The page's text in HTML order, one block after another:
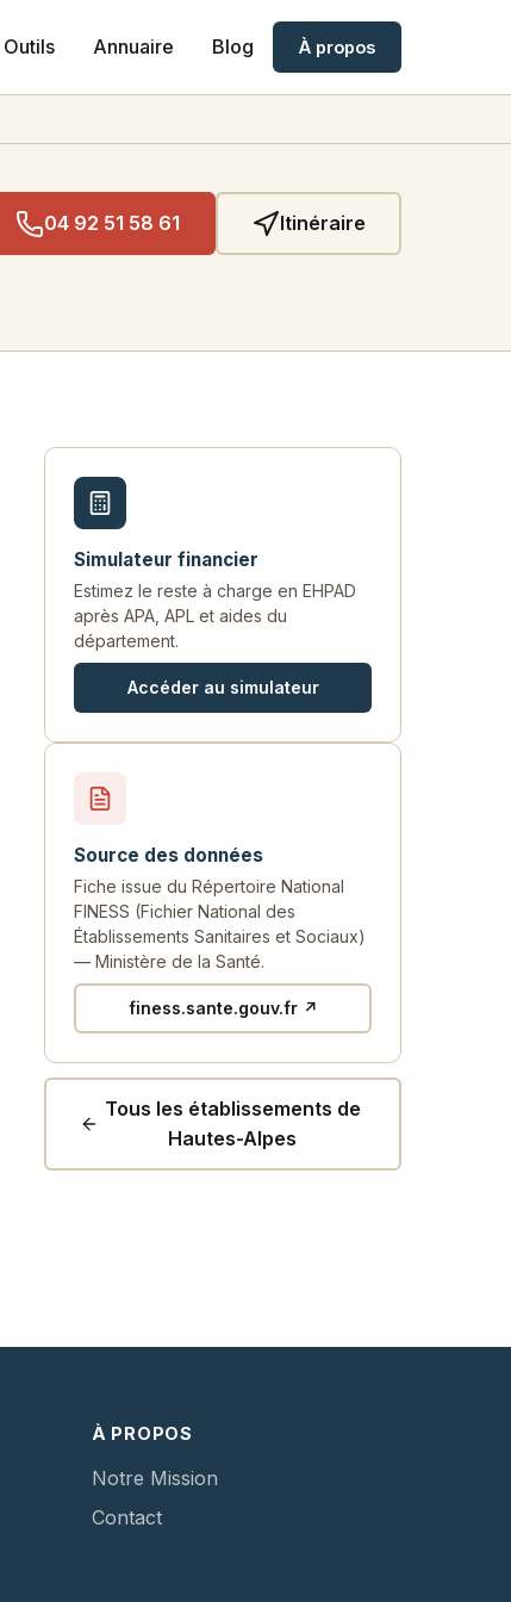
Outils Annuaire Blog À propos
04 92 51 58 61 Itinéraire
Simulateur financier
Estimez le reste à charge en EHPAD
après APA, APL et aides du
département.
Accéder au simulateur
Source des données
Fiche issue du Répertoire National
FINESS (Fichier National des
Établissements Sanitaires et Sociaux)
— Ministère de la Santé.
finess.sante.gouv.fr ↗
Tous les établissements de
Hautes-Alpes
À PROPOS
Notre Mission
Contact